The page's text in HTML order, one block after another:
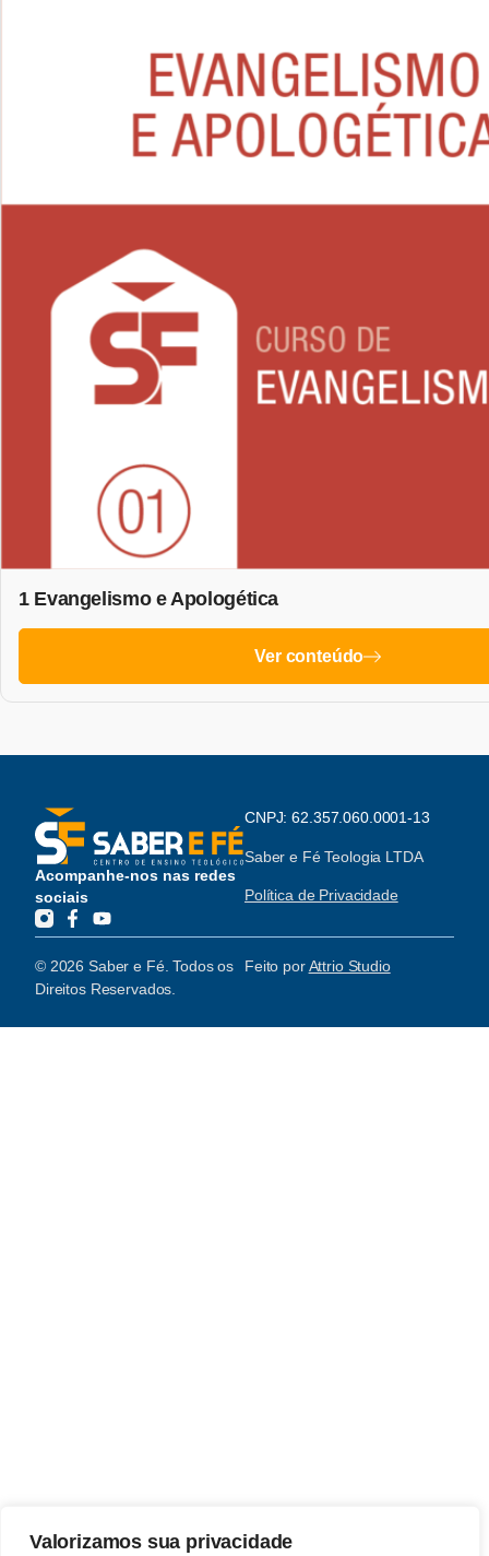
Valorizamos sua privacidade
1 Evangelismo e Apologética
Ver conteúdo
Acompanhe-nos nas redes
sociais
CNPJ: 62.357.060.0001-13
Saber e Fé Teologia LTDA
Política de Privacidade
© 2026 Saber e Fé. Todos os
Direitos Reservados.
Feito porAttrio Studio